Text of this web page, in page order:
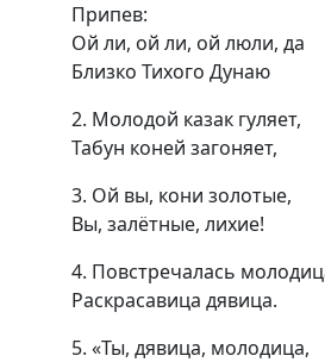
Припев:
Ой ли, ой ли, ой люли, да
Близко Тихого Дунаю
2. Молодой казак гуляет,
Табун коней загоняет,
3. Ой вы, кони золотые,
Вы, залётные, лихие!
4. Повстречалась
Раскрасавица дявица.
5. «Ты, дявица, молодица,